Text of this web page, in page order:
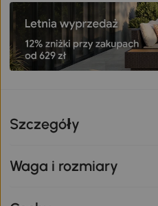
Bezpieczna płatność
Szczegóły